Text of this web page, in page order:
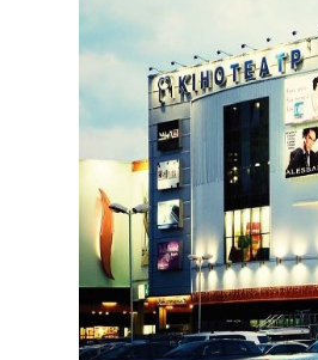
Афины
Киев
Лондон
Лос-Анджелес
Москва